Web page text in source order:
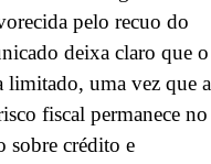
pelo recuo do
deixa claro que o
limitado, uma vez que a
fiscal permanece no
sobre crédito e